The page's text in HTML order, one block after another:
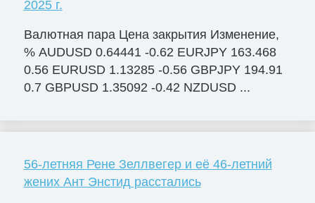
2025 г.
Валютная пара Цена закрытия Изменение,
% AUDUSD 0.64441 -0.62 EURJPY 163.468
0.56 EURUSD 1.13285 -0.56 GBPJPY 194.91
0.7 GBPUSD 1.35092 -0.42 NZDUSD ...
56-летняя Рене Зеллвегер и её 46-летний
жених Ант Энстид расстались